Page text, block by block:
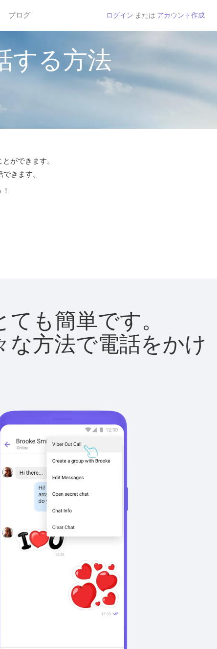
ブログ ログイン または アカウント作成
する方法
ができます。
きます。
も簡単です。
な方法で電話をかけ